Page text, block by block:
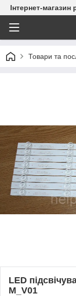
Інтернет-
Товари та
LED
M_V01